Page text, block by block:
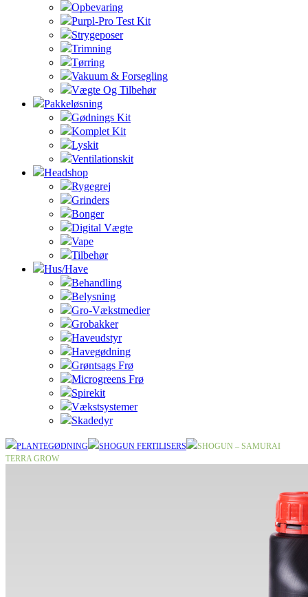
Opbevaring
Purpl-Pro Test Kit
Strygeposer
Trimning
Tørring
Vakuum & Forsegling
Vægte Og Tilbehør
Pakkeløsning
Gødnings Kit
Komplet Kit
Lyskit
Ventilationskit
Headshop
Rygegrej
Grinders
Bonger
Digital Vægte
Vape
Tilbehør
Hus/Have
Behandling
Belysning
Gro-Vækstmedier
Grobakker
Haveudstyr
Havegødning
Grøntsags Frø
Microgreens Frø
Spirekit
Vækstsystemer
Skadedyr
PLANTEGØDNING SHOGUN FERTILISERS
SHOGUN – SAMURAI
TERRA GROW